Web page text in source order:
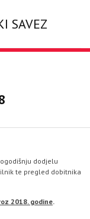
SAVEZ
dodjelu
te pregled dobitnika
2018. godine.